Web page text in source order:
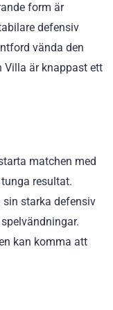
form är
defensiv
vända den
Villa är knappast ett
matchen med
resultat.
starka defensiv
kan komma att